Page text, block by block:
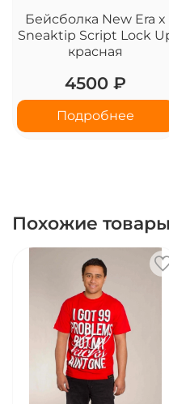
Бейсболка New Era x
Sneaktip Script Lock
красная
4500 ₽
Подробнее
Похожие товары